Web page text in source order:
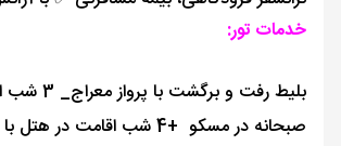
خدمات تور:
بلیط رفت و
صبحانه در مسکو + 4 شب اقامت در هتل